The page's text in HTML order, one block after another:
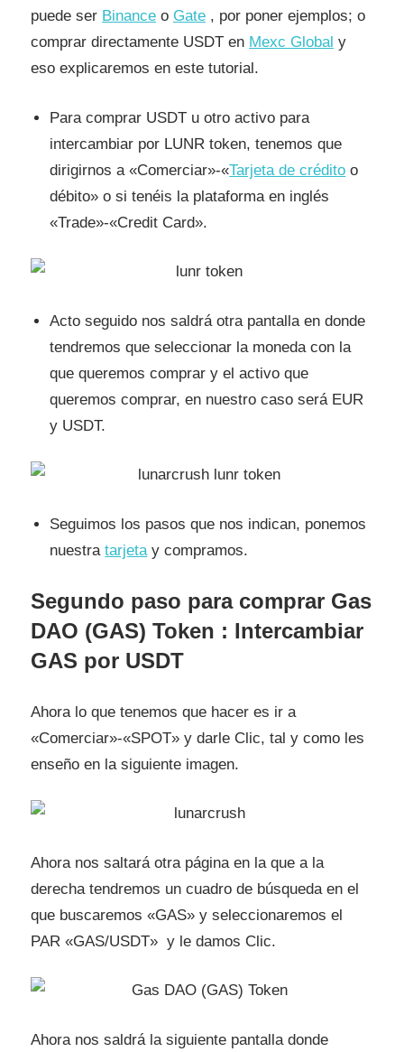
puede ser Binance o Gate , por poner ejemplos; o
comprar directamente USDT en Mexc Global y
eso explicaremos en este tutorial.
Para comprar USDT u otro activo para
intercambiar por LUNR token, tenemos que
dirigirnos a «Comerciar»-«Tarjeta de crédito o
débito» o si tenéis la plataforma en inglés
«Trade»-«Credit Card».
Acto seguido nos saldrá otra pantalla en donde
tendremos que seleccionar la moneda con la
que queremos comprar y el activo que
queremos comprar, en nuestro caso será EUR
y USDT.
Seguimos los pasos que nos indican, ponemos
nuestratarjeta y compramos.
Segundo paso para comprar Gas
DAO (GAS) Token : Intercambiar
GAS por USDT
Ahora lo que tenemos que hacer es ir a
«Comerciar»-«SPOT» y darle Clic, tal y como les
enseño en la siguiente imagen.
Ahora nos saltará otra página en la que a la
derecha tendremos un cuadro de búsqueda en el
que buscaremos «GAS» y seleccionaremos el
PAR «GAS/USDT» y le damos Clic.
Ahora nos saldrá la siguiente pantalla donde